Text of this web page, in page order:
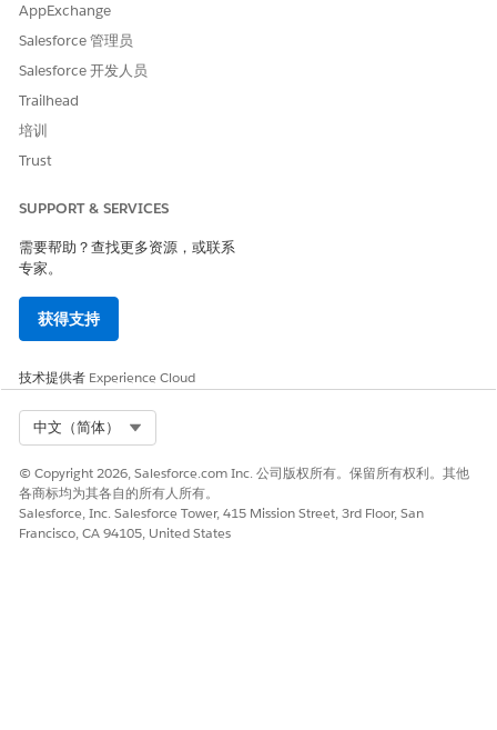
2 次。因此，购物者可以在五周内使用优惠券。
每个订单兑换 - 每个订单兑换的优惠券数量。
B2C Commerce 订单中兑换多张优惠券
保存更改。
为 B2C Commerce 配置单代码或多代码优惠券
系统生成的 B2C Commerce 优惠券代码
请与我们共享您的想法，以便我们进行改进！
是 否
AppExchange
Salesforce 管理员
Salesforce 开发人员
Trailhead
培训
Trust
SUPPORT & SERVICES
需要帮助？查找更多资源，或联系
专家。
获得支持
技术提供者 Experience Cloud
中文（简体）
© Copyright 2026, Salesforce.com Inc. 公司版权所有。保留所有权利。其他
各商标均为其各自的所有人所有。
Salesforce, Inc. Salesforce Tower, 415 Mission Street, 3rd Floor, San
Francisco, CA 94105, United States